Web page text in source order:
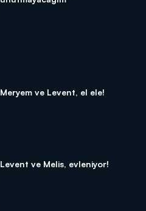
Meryem ve Levent, el ele!
Levent ve Melis, evleniyor!